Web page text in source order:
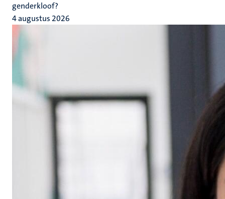
genderkloof?
4 augustus 2026